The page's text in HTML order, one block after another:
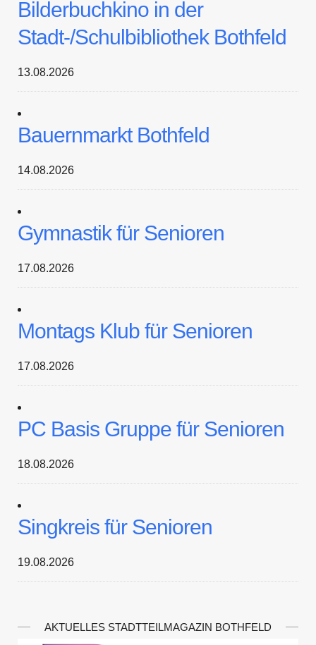
Bilderbuchkino in der
Stadt-/Schulbibliothek Bothfeld
13.08.2026
Bauernmarkt Bothfeld
14.08.2026
Gymnastik für Senioren
17.08.2026
Montags Klub für Senioren
17.08.2026
PC Basis Gruppe für Senioren
18.08.2026
Singkreis für Senioren
19.08.2026
AKTUELLES STADTTEILMAGAZIN BOTHFELD